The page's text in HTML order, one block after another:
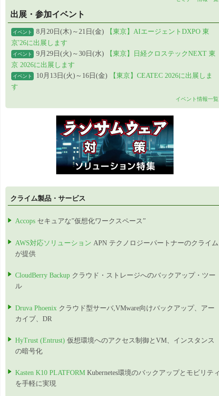
出展・参加イベント
イベント 8月20日(木)～21日(金)
【東京】AIエージェントDXPO 東
京'26に出展します
イベント 9月29日(火)～30日(水)
【東京】日経クロステックNEXT 東
京 2026に出展します
イベント 10月13日(火)～16日(金)
【東京】CEATEC 2026に出展しま
す
イベント情報一覧
クライム製品・サービス
Accops セキュアな”仮想化ワークスペース”
AWS対応ソリューション APN テクノロジーパートナーのクライム
が提供
CloudBerry Backup クラウド・ストレージへのバックアップ・ツー
ル
Druva Phoenix クラウド型サーバ,VMware向けバックアップ、アー
カイブ、DR
HyTrust (Entrust) 仮想環境へのアクセス制御とVM、インスタンス
の暗号化
Kasten K10 PLATFORM Kubernetes環境のバックアップとモビリテ
を手軽に実現